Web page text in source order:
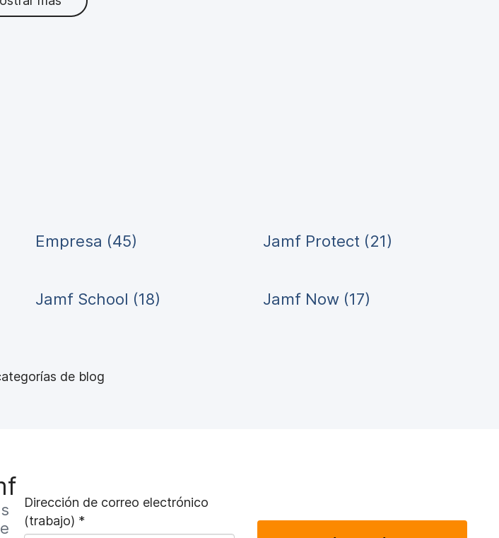
Empresa (45) Jamf Protect (21)
Jamf School (18) Jamf Now (17)
de blog
Dirección de correo electrónico
(trabajo) *